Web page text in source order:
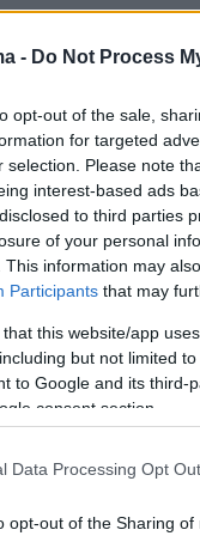
- Do Not Process
opt-out of the sale,
for targeted
selection. Please note
interest-based ads
to third parties
of your personal
This information may
Participants that may
that this website/app
but not limited
to Google and its third-
consent section.
Data Processing Opt
opt-out of the Sharing of
που θα δώσει
(Κορίνθου-Πατρών) και
έχουν υπογράψει τα
Δημόσιο.
οικονομία την έναρξη των